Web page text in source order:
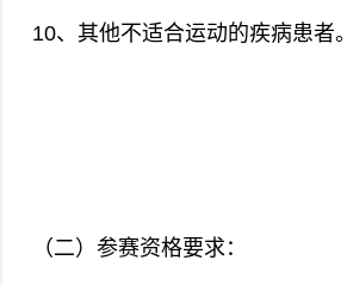
10、其他不适合运动的疾病患者。
（二）参赛资格要求：